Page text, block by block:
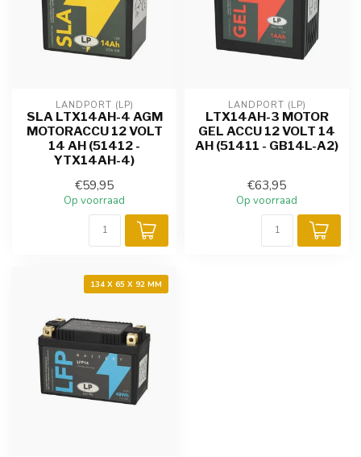
LANDPORT (LP)
SLA LTX14AH-4 AGM
MOTORACCU 12 VOLT
14 AH (51412 -
YTX14AH-4)
€59,95
Op voorraad
LANDPORT (LP)
LTX14AH-3 MOTOR
GEL ACCU 12 VOLT 14
AH (51411 - GB14L-A2)
€63,95
Op voorraad
134 X 65 X 92 MM